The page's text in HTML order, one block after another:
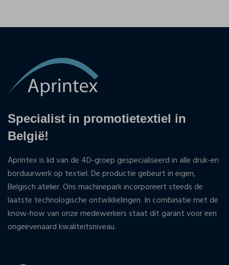
Specialist in promotietextiel in
België!
Aprintex is lid van de 4D-groep gespecialiseerd in alle druk-en
borduurwerk op textiel. De productie gebeurt in eigen,
Belgisch atelier. Ons machinepark incorporeert steeds de
laatste technologische ontwikkelingen. In combinatie met de
know-how van onze medewerkers staat dit garant voor een
ongeëvenaard kwaliteitsniveau.